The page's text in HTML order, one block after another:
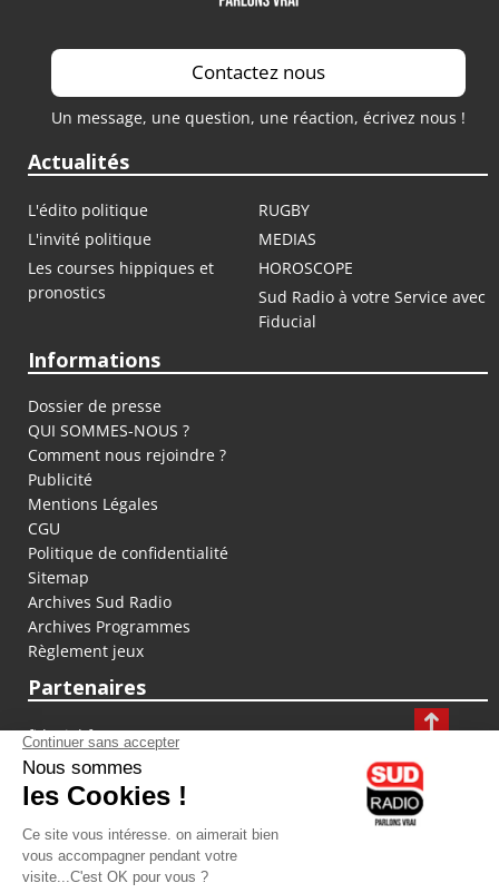
Contactez nous
Un message, une question, une réaction, écrivez nous !
Actualités
L'édito politique
RUGBY
L'invité politique
MEDIAS
Les courses hippiques et
pronostics
HOROSCOPE
Sud Radio à votre Service avec
Fiducial
Informations
Dossier de presse
QUI SOMMES-NOUS ?
Comment nous rejoindre ?
Publicité
Mentions Légales
CGU
Politique de confidentialité
Sitemap
Archives Sud Radio
Archives Programmes
Règlement jeux
Partenaires
fiducial.fr
lyoncapitale.fr
olympique-et-lyonnais.com
L'application Iphone / Android